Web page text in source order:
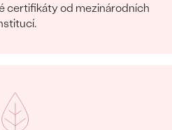
certifikáty od mezinárodních